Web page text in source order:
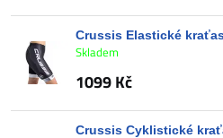
Crussis Elastické
Skladem
1099 Kč
Crussis Cyklistické